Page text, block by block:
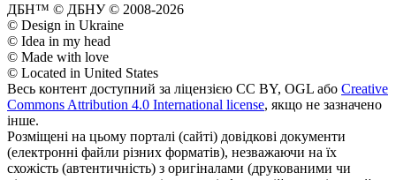
ДБН™ © ДБНУ © 2008-2026
© Design in Ukraine
© Idea in my head
© Made with love
© Located in United States
Весь контент доступний за ліцензією CC BY, OGL або Creative
Commons Attribution 4.0 International license, якщо не зазначено
інше.
Розміщені на цьому порталі (сайті) довідкові документи
(електронні файли різних форматів), незважаючи на їх
схожість (автентичність) з оригіналами (друкованими чи